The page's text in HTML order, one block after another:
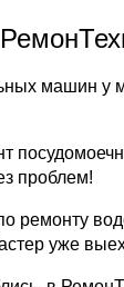
машин у
проблем!
ремонту
уже